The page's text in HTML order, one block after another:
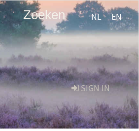
Zoeken NL EN
SIGN IN